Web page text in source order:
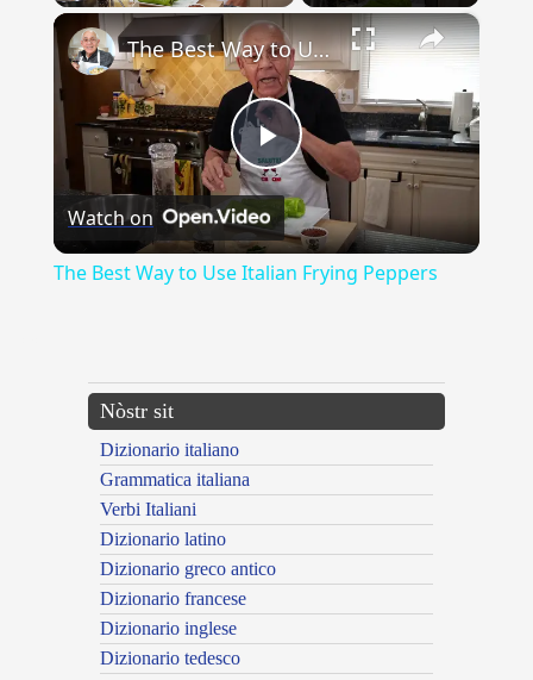
Unmute ×
Play
Video
The Best Way to Use Italian Frying Peppers
Watch on
The Best Way to Use Italian Frying Peppers
Nòstr sit
Dizionario italiano
Grammatica italiana
Verbi Italiani
Dizionario latino
Dizionario greco antico
Dizionario francese
Dizionario inglese
Dizionario tedesco